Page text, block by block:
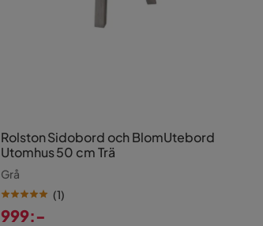
Rolston Sidobord och BlomUtebord
Utomhus 50 cm Trä
Grå
(1)
999:-